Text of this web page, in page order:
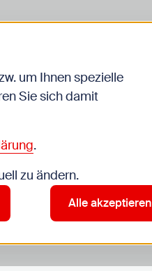
um Ihnen spezielle
Sie sich damit
.
zu ändern.
Alle akzeptieren